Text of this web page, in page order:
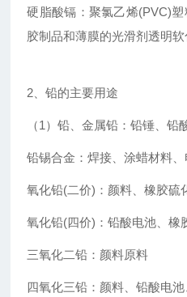
硬脂酸镉：聚氯乙烯(PVC)
胶制品和薄膜的光滑剂透明软
2、铅的主要用途
（1）铅、金属铅：铅锤、铅
铅锡合金：焊接、涂蜡材料
氧化铅(二价)：颜料、橡胶硫
氧化铅(四价)：铅酸电池、橡
三氧化二铅：颜料原料
四氧化三铅：颜料、铅酸电